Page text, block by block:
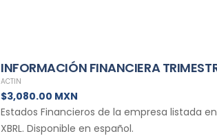
INFORMACIÓN FINANCIERA
ACTIN
$3,080.00 MXN
Estados Financieros de la empresa listada
XBRL. Disponible en español.